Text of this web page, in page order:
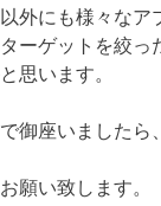
外にも様々なア
ーゲットを絞
思います。
御座いましたら
願い致します。